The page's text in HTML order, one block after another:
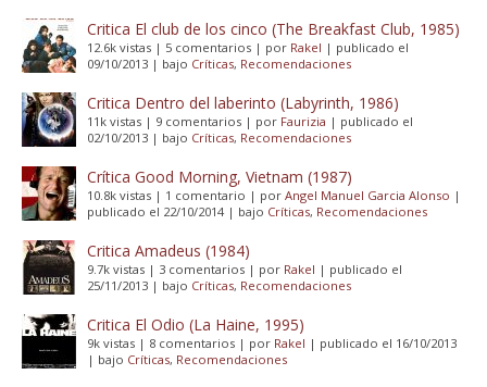
Critica El club de los cinco (The Breakfast Club, 1985)
12.6k vistas | 5 comentarios | por Rakel | publicado el
09/10/2013 | bajo Críticas, Recomendaciones
Critica Dentro del laberinto (Labyrinth, 1986)
11k vistas | 9 comentarios | por Faurizia | publicado el
02/10/2013 | bajo Críticas, Recomendaciones
Crítica Good Morning, Vietnam (1987)
10.8k vistas | 1 comentario | por Angel Manuel Garcia Alonso |
publicado el 22/10/2014| bajo Críticas, Recomendaciones
Critica Amadeus (1984)
9.7k vistas | 3 comentarios | por Rakel | publicado el
25/11/2013 | bajo Críticas, Recomendaciones
Critica El Odio (La Haine, 1995)
9k vistas | 8 comentarios | por Rakel | publicado el 16/10/2013
| bajo Críticas, Recomendaciones